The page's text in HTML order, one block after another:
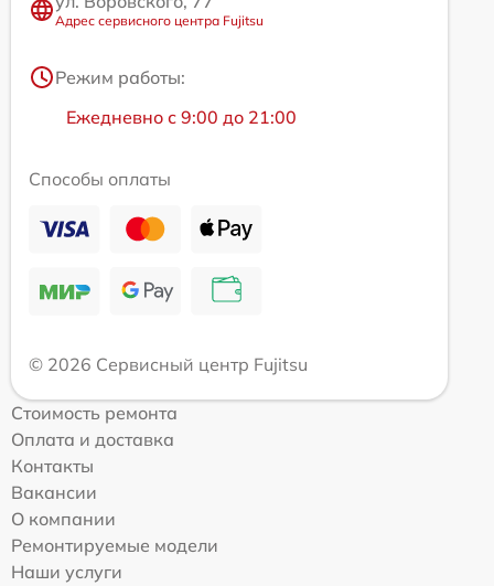
Адрес сервисного центра Fujitsu
Режим работы:
Ежедневно с 9:00 до 21:00
Способы оплаты
© 2026 Сервисный центр Fujitsu
Стоимость ремонта
Оплата и доставка
Контакты
Вакансии
О компании
Ремонтируемые модели
Наши услуги